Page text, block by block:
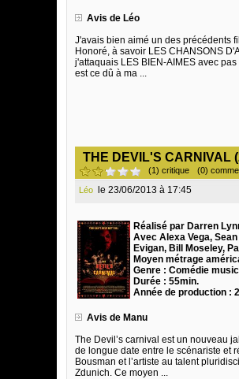
Avis de Léo
J'avais bien aimé un des précédents
Honoré, à savoir LES CHANSONS
j'attaquais LES BIEN-AIMES avec
est ce dû à ma ...
THE DEVIL'S CARNIVAL
(1) critique (0)
Léo le 23/06/2013 à 17:45
Réalisé par Darren
Avec Alexa Vega,
Evigan, Bill Moseley,
Moyen métrage
Genre : Comédie
Durée : 55min.
Année de production :
Avis de Manu
The Devil’s carnival est un nouveau
de longue date entre le scénariste et
Bousman et l’artiste au talent
Zdunich. Ce moyen ...